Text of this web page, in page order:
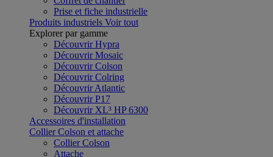
Prise et fiche industrielle
Produits industriels Voir tout
Explorer par gamme
Découvrir Hypra
Découvrir Mosaic
Découvrir Colson
Découvrir Colring
Découvrir Atlantic
Découvrir P17
Découvrir XL³ HP 6300
Accessoires d'installation
Collier Colson et attache
Collier Colson
Attache